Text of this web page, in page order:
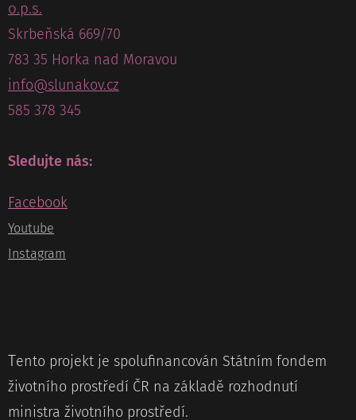
o.p.s.
Skrbeňská 669/70
783 35 Horka nad Moravou
info@slunakov.cz
585 378 345
Sledujte nás:
Facebook
Youtube
Instagram
Tento projekt je spolufinancován Státním fondem
životního prostředí ČR na základě rozhodnutí
ministra životního prostředí.